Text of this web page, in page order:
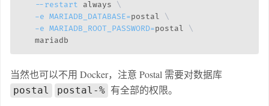
--restart always \
-e MARIADB_DATABASE=postal \
-e MARIADB_ROOT_PASSWORD=postal \
当然也可以不用 Docker，注意 Postal 需要对数据库
postal postal-% 有全部的权限。